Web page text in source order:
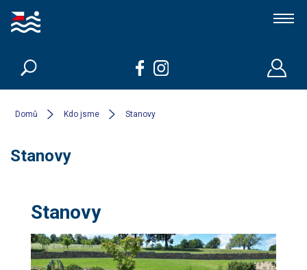
Koupací jezírka a biobazény
Členové
Domů Kdo jsme Stanovy
Stanovy
Stanovy